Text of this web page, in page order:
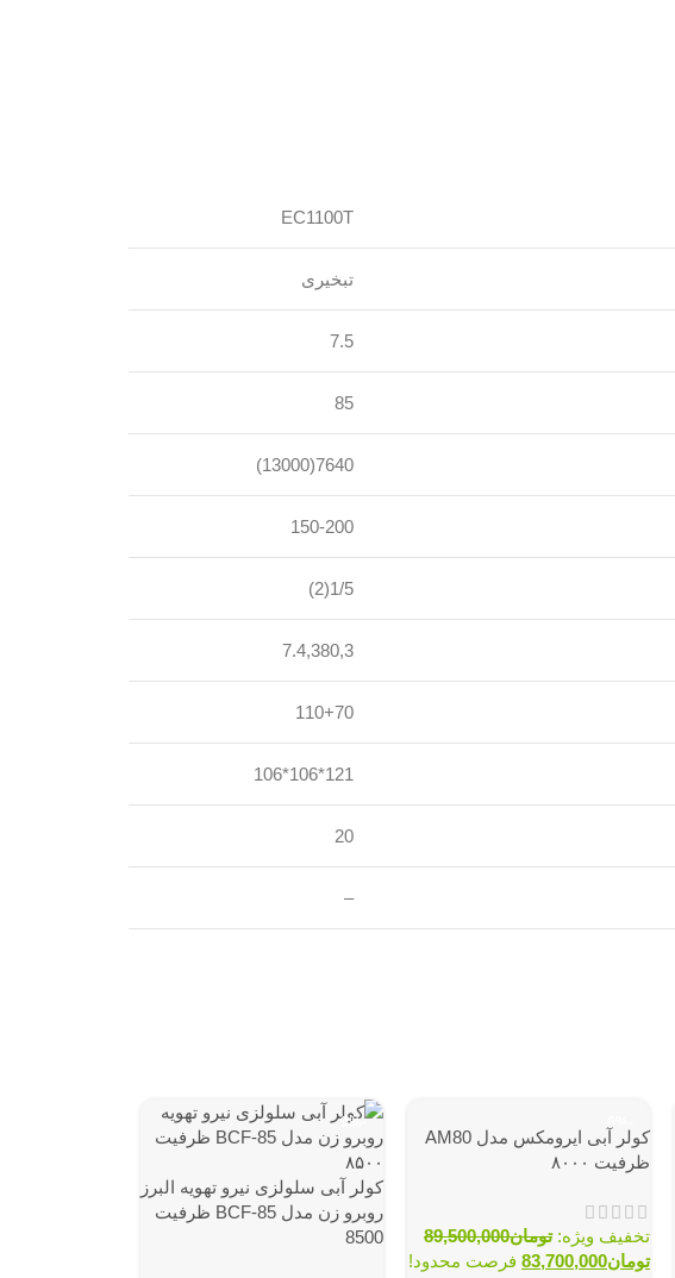
EC1100T
تبخیری
7.5
85
7640(13000)
150-200
1/5(2)
7.4,380,3
110+70
121*106*106
20
–
کولر آبی ایرومکس مدل AM80
ظرفیت ۸۰۰۰
تخفیف ویژه:تومان89,500,000
تومان83,700,000 فرصت محدود!
-9%
کولر آبی سلولزی نیرو تهویه البرز
روبرو زن مدل BCF-85 ظرفیت
8500